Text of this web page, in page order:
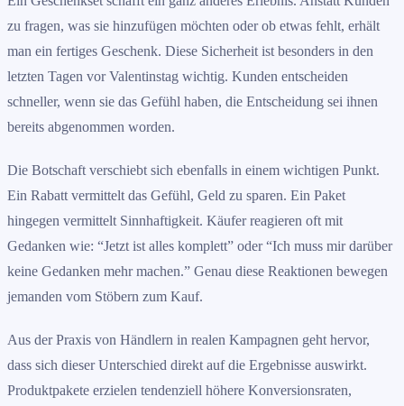
zu fragen, was sie hinzufügen möchten oder ob etwas fehlt, erhält
man ein fertiges Geschenk. Diese Sicherheit ist besonders in den
letzten Tagen vor Valentinstag wichtig. Kunden entscheiden
schneller, wenn sie das Gefühl haben, die Entscheidung sei ihnen
bereits abgenommen worden.
Die Botschaft verschiebt sich ebenfalls in einem wichtigen Punkt.
Ein Rabatt vermittelt das Gefühl, Geld zu sparen. Ein Paket
hingegen vermittelt Sinnhaftigkeit. Käufer reagieren oft mit
Gedanken wie: “Jetzt ist alles komplett” oder “Ich muss mir darüber
keine Gedanken mehr machen.” Genau diese Reaktionen bewegen
jemanden vom Stöbern zum Kauf.
Aus der Praxis von Händlern in realen Kampagnen geht hervor,
dass sich dieser Unterschied direkt auf die Ergebnisse auswirkt.
Produktpakete erzielen tendenziell höhere Konversionsraten,